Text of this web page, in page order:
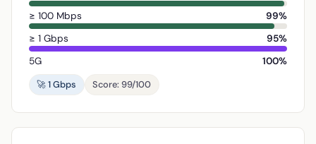
≥ 100 Mbps
99%
≥ 1 Gbps
95%
5G
100%
🚀 1 Gbps
Score: 99/100